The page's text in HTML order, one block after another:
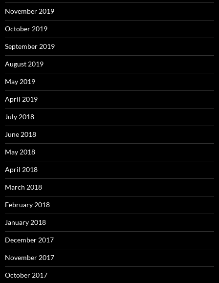
November 2019
October 2019
September 2019
August 2019
May 2019
April 2019
July 2018
June 2018
May 2018
April 2018
March 2018
February 2018
January 2018
December 2017
November 2017
October 2017